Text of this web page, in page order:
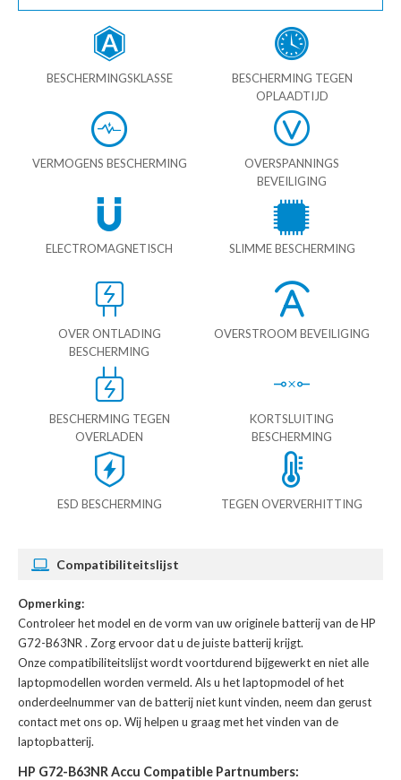
BESCHERMINGSKLASSE
BESCHERMING TEGEN
OPLAADTIJD
VERMOGENS BESCHERMING
OVERSPANNINGS
BEVEILIGING
ELECTROMAGNETISCH SLIMME BESCHERMING
OVER ONTLADING
BESCHERMING
OVERSTROOM BEVEILIGING
BESCHERMING TEGEN
OVERLADEN
KORTSLUITING
BESCHERMING
ESD BESCHERMING TEGEN OVERVERHITTING
Compatibiliteitslijst
Opmerking:
Controleer het model en de vorm van uw originele batterij van de HP
G72-B63NR . Zorg ervoor dat u de juiste batterij krijgt.
Onze compatibiliteitslijst wordt voortdurend bijgewerkt en niet alle
laptopmodellen worden vermeld. Als u het laptopmodel of het
onderdeelnummer van de batterij niet kunt vinden, neem dan gerust
contact met ons op. Wij helpen u graag met het vinden van de
laptopbatterij.
HP G72-B63NR Accu Compatible Partnumbers: